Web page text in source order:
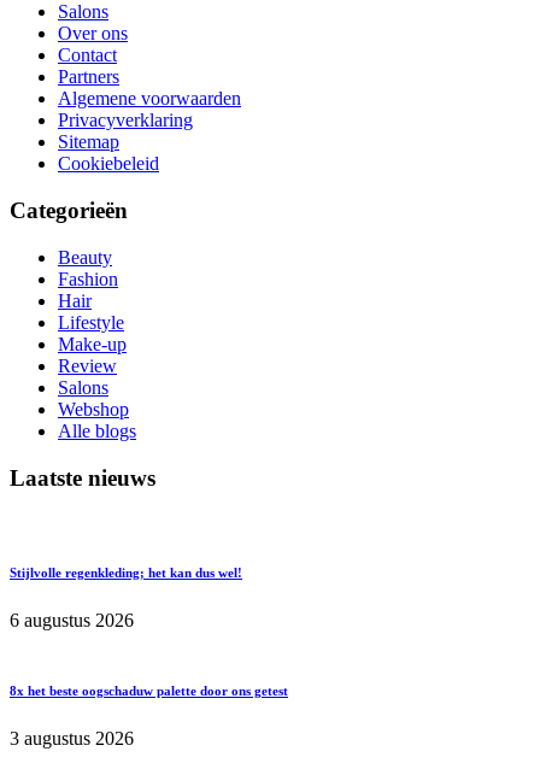
Salons
Over ons
Contact
Partners
Algemene voorwaarden
Privacyverklaring
Sitemap
Cookiebeleid
Categorieën
Beauty
Fashion
Hair
Lifestyle
Make-up
Review
Salons
Webshop
Alle blogs
Laatste nieuws
Stijlvolle regenkleding; het kan dus wel!
6 augustus 2026
8x het beste oogschaduw palette door ons getest
3 augustus 2026